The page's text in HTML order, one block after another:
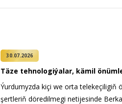
30.07.2026
Täze tehnologiýalar, kämil
Ýurdumyzda kiçi we orta telekeçiligiň
şertleriň döredilmegi netijesinde